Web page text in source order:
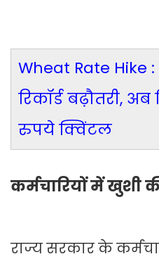
Wheat Rate
रिकॉर्ड बढ़ौतरी,
रुपये क्विंटल
कर्मचारियों में खुशी
राज्य सरकार के